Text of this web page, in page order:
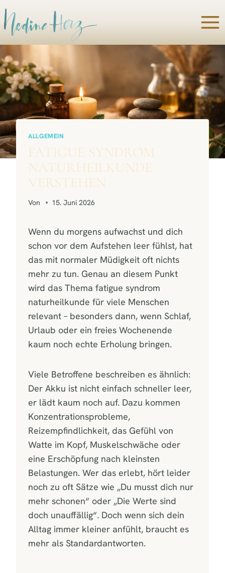
Zum
Inhalt
springen
ALLGEMEIN
FATIGUE SYNDROM
NATURHEILKUNDE
VERSTEHEN
Von 15. Juni 2026
Wenn du morgens aufwachst und dich
schon vor dem Aufstehen leer fühlst, hat
das mit normaler Müdigkeit oft nichts
mehr zu tun. Genau an diesem Punkt
wird das Thema fatigue syndrom
naturheilkunde für viele Menschen
relevant – besonders dann, wenn Schlaf,
Urlaub oder ein freies Wochenende
kaum noch echte Erholung bringen.
Viele Betroffene beschreiben es ähnlich:
Der Akku ist nicht einfach schneller leer,
er lädt kaum noch auf. Dazu kommen
Konzentrationsprobleme,
Reizempfindlichkeit, das Gefühl von
Watte im Kopf, Muskelschwäche oder
eine Erschöpfung nach kleinsten
Belastungen. Wer das erlebt, hört leider
noch zu oft Sätze wie „Du musst dich nur
mehr schonen“ oder „Die Werte sind
doch unauffällig“. Doch wenn sich dein
Alltag immer kleiner anfühlt, braucht es
mehr als Standardantworten.